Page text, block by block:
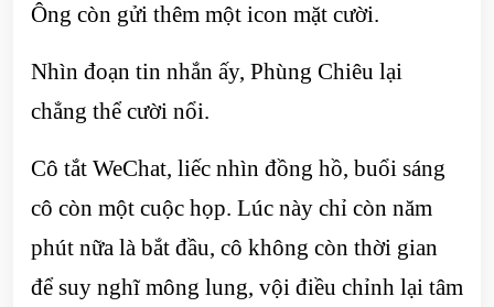
Ông còn gửi thêm một icon mặt cười.
Nhìn đoạn tin nhắn ấy, Phùng Chiêu lại
chẳng thể cười nổi.
Cô tắt WeChat, liếc nhìn đồng hồ, buổi sáng
cô còn một cuộc họp. Lúc này chỉ còn năm
phút nữa là bắt đầu, cô không còn thời gian
để suy nghĩ mông lung, vội điều chỉnh lại tâm